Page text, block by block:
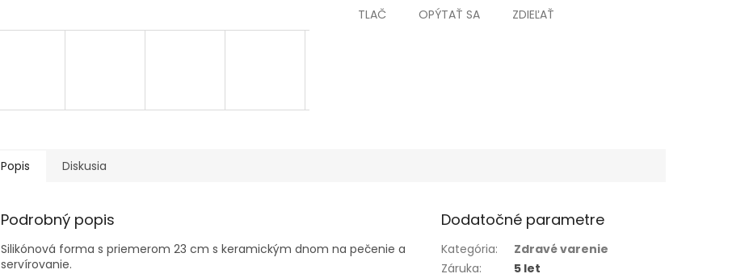
TLAČ OPÝTAŤ SA ZDIEĽAŤ
Popis Diskusia
Podrobný popis
Silikónová forma s priemerom 23 cm s keramickým dnom na pečenie a
servírovanie.
Dodatočné parametre
Kategória:
Zdravé varenie
Záruka:
5 let